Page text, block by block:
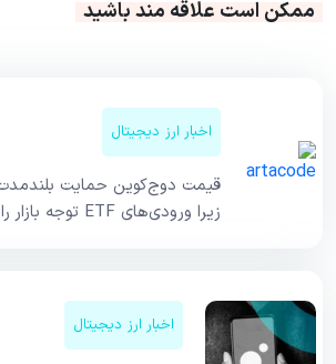
ممکن است علاقه مند باشید
اخبار ارز دیجیتال
قیمت دوج‌کوین حمایت
زیرا ورودی‌های ETF توجه بازار را جلب کرده‌اند
اخبار ارز دیجیتال